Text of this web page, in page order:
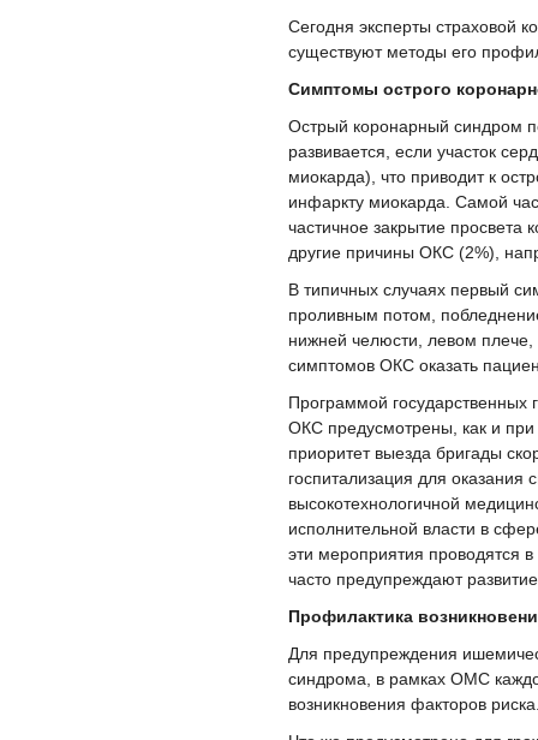
Сегодня эксперты страховой
существуют методы его
Симптомы острого
Острый коронарный синдром
развивается, если участок
миокарда), что приводит к
инфаркту миокарда. Самой
частичное закрытие просвета
другие причины ОКС (2%),
В типичных случаях первый
проливным потом,
нижней челюсти, левом
симптомов ОКС оказать
Программой
ОКС предусмотрены, как и
приоритет выезда бригады
госпитализация для
высокотехнологичной
исполнительной власти в
эти мероприятия проводятся
часто предупреждают
Профилактика
Для предупреждения
синдрома, в рамках ОМС
возникновения факторов